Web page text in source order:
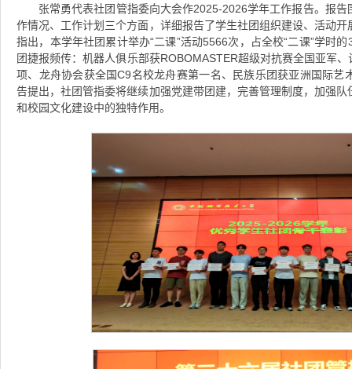
张常勇代表社团管指委向大会作2025-2026学年工作报告。报
作情况、工作计划三个方面，详细报告了学生社团组织建设、活动
指出，本学年社团累计举办“二课”活动5566次，占全校“二课”学时
团捷报频传：机器人俱乐部获ROBOMASTER超级对抗赛全国亚军
项、龙舟协会获全国C9名校龙舟赛第一名、民族乐团获亚洲国际艺
告提出，社团管指委将继续加强党建带团建，完善管理制度，加强
和校园文化建设中的独特作用。